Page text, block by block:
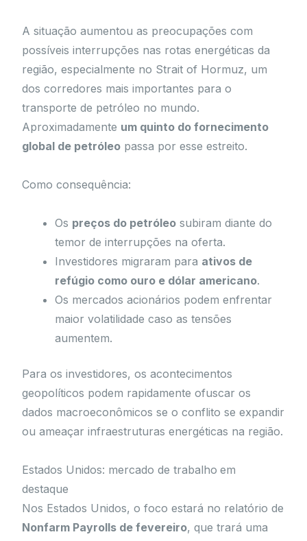
A situação aumentou as preocupações com
possíveis interrupções nas rotas energéticas da
região, especialmente no Strait of Hormuz, um
dos corredores mais importantes para o
transporte de petróleo no mundo.
Aproximadamente um quinto do fornecimento
global de petróleo passa por esse estreito.
Como consequência:
Os preços do petróleo subiram diante do
temor de interrupções na oferta.
Investidores migraram para ativos de
refúgio como ouro e dólar americano.
Os mercados acionários podem enfrentar
maior volatilidade caso as tensões
aumentem.
Para os investidores, os acontecimentos
geopolíticos podem rapidamente ofuscar os
dados macroeconômicos se o conflito se expandir
ou ameaçar infraestruturas energéticas na região.
Estados Unidos: mercado de trabalho em
destaque
Nos Estados Unidos, o foco estará no relatório de
Nonfarm Payrolls de fevereiro, que trará uma